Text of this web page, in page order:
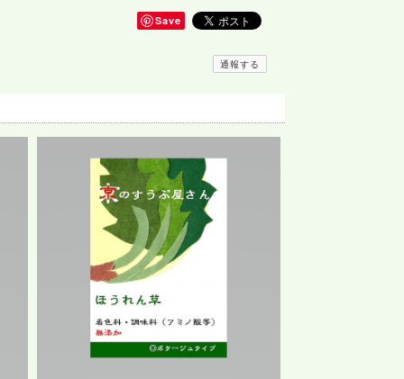
りなどにお使いいただいてもよろしいかと思います
Save
通報する